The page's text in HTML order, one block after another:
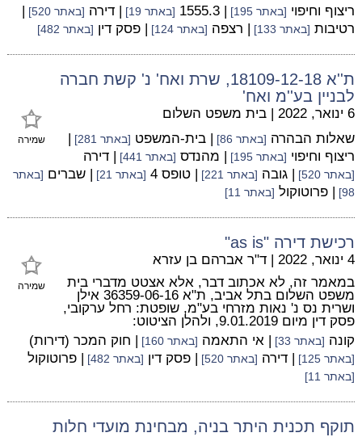
ריצוף וחיפוי [באתר 195] | 1555.3 [באתר 19] | דירה [באתר 520]
|
רטיבות [באתר 133] | רצפה [באתר 124] | פסק דין [באתר 482]
ת''א 18109-12-18, שרת ואח' נ' קשת חברה
לבניין בע''מ ואח'
שמירה
6 ינואר, 2022 | בית משפט השלום
שאלות הבהרה [באתר 86] | בית-המשפט [באתר 281]
|
ריצוף וחיפוי [באתר 195] | מהנדס [באתר 441] | דירה
[באתר 520] | גובה [באתר 221] | טופס 4 [באתר 21] | שברים [באתר
98]
| פרוטוקול [באתר 11]
רכישת דירה "as is"
שמירה
4 ינואר, 2022 | ד"ר אברהם בן עזרא
במאמר זה, לא אכתוב דבר, אלא אצטט מדברי בית
משפט השלום בתל אביב, ת"א 36359-06-16 אילן
ושרית נס נ' נאות מזרחי בע"מ, שופטת: רחל ערקובי,
פסק דין מיום 9.01.2019, ולהלן הציטוט:
קונה [באתר 33] | אי התאמה [באתר 160] | חוק המכר (דירות)
[באתר 125] | דירה [באתר 520] | פסק דין [באתר 482] | פרוטוקול
[באתר 11]
תוקף תכנית היתר בניה, מבחינת מועדי חלות